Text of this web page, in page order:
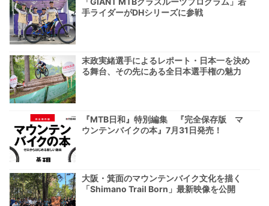
手ライダーがDHシリーズに参戦
末政実緒選手によるレポート・日本一を決め
る舞台、その先にある全日本選手権の魅力
『MTB日和』特別編集 『完全保存版 マ
ウンテンバイクの本』7月31日発売！
大阪・箕面のマウンテンバイク文化を描く
「Shimano Trail Born」最新映像を公開